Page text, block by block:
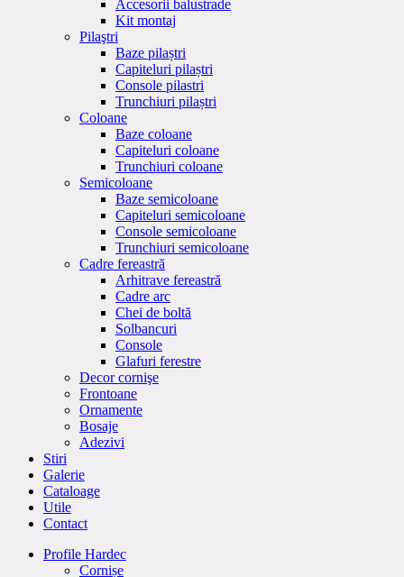
Accesorii balustrade
Kit montaj
Pilaştri
Baze pilaștri
Capiteluri pilaștri
Console pilastri
Trunchiuri pilaștri
Coloane
Baze coloane
Capiteluri coloane
Trunchiuri coloane
Semicoloane
Baze semicoloane
Capiteluri semicoloane
Console semicoloane
Trunchiuri semicoloane
Cadre fereastră
Arhitrave fereastră
Cadre arc
Chei de boltă
Solbancuri
Console
Glafuri ferestre
Decor cornişe
Frontoane
Ornamente
Bosaje
Adezivi
Stiri
Galerie
Cataloage
Utile
Contact
Profile Hardec
Cornișe